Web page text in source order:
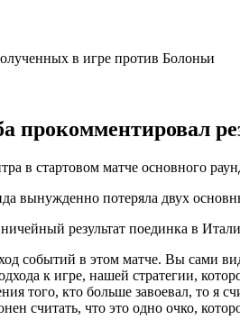
прокомментировал
в стартовом матче основного
вынужденно потеряла двух
результат поединка в
событий в этом матче. Вы сами
к игре, нашей стратегии,
того, кто больше завоевал, то
считать, что это одно очко,